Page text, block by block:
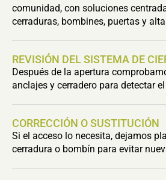
comunidad, con soluciones
cerraduras, bombines, puertas y
REVISIÓN DEL SISTEMA DE
Después de la apertura
anclajes y cerradero para detectar
CORRECCIÓN O SUSTITUCIÓN
Si el acceso lo necesita, dejamos
cerradura o bombín para evitar